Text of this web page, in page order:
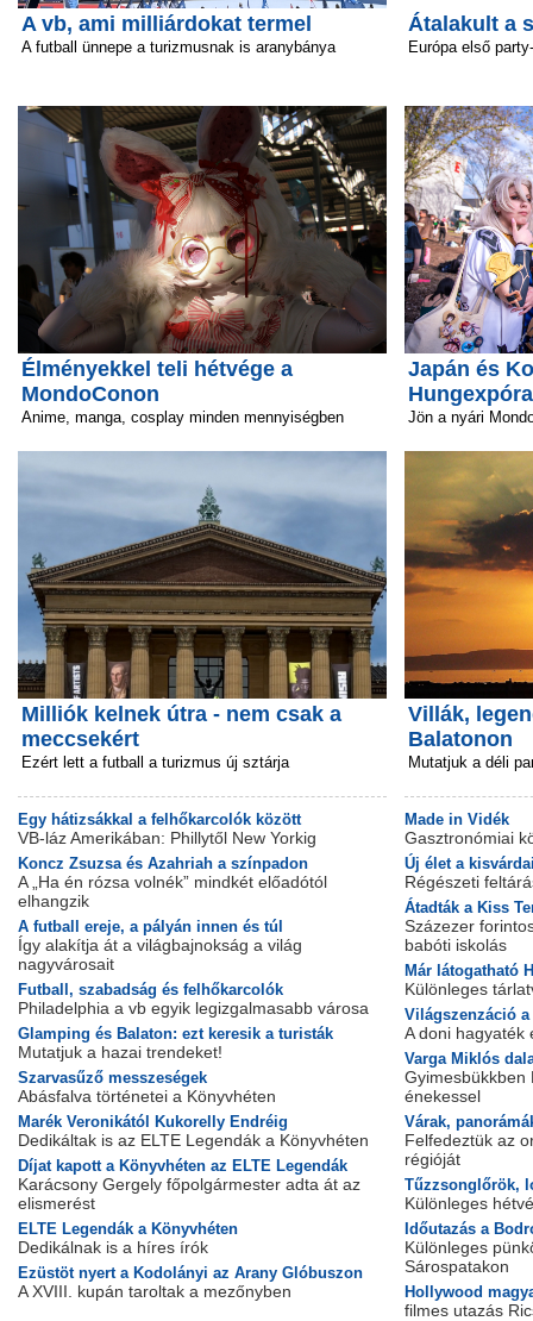
A vb, ami milliárdokat termel
A futball ünnepe a turizmusnak is aranybánya
Élményekkel teli hétvége a
MondoConon
Anime, manga, cosplay minden mennyiségben
Milliók kelnek útra - nem csak a
meccsekért
Ezért lett a futball a turizmus új sztárja
Egy hátizsákkal a felhőkarcolók között
VB-láz Amerikában: Phillytől New Yorkig
Koncz Zsuzsa és Azahriah a színpadon
A „Ha én rózsa volnék” mindkét előadótól
elhangzik
A futball ereje, a pályán innen és túl
Így alakítja át a világbajnokság a világ
nagyvárosait
Futball, szabadság és felhőkarcolók
Philadelphia a vb egyik legizgalmasabb városa
Glamping és Balaton: ezt keresik a turisták
Mutatjuk a hazai trendeket!
Szarvasűző messzeségek
Abásfalva történetei a Könyvhéten
Marék Veronikától Kukorelly Endréig
Dedikáltak is az ELTE Legendák a Könyvhéten
Díjat kapott a Könyvhéten az ELTE Legendák
Karácsony Gergely főpolgármester adta át az
elismerést
ELTE Legendák a Könyvhéten
Dedikálnak is a híres írók
Ezüstöt nyert a Kodolányi az Arany Glóbuszon
A XVIII. kupán taroltak a mezőnyben
Átalakult a
Európa első
Japán és
Hungexpóra
Jön a nyári
Villák,
Balatonon
Mutatjuk a déli
Made in Vidék
Gasztronómiai
Új élet a
Régészeti
​Átadták a Kiss
Százezer
babóti iskolás
Már látogatható
Különleges
​Világszenzáció
A doni hagyaték
Varga Miklós
Gyimesbükkben
énekessel
Várak,
Felfedeztük az
régióját
Tűzzsonglőrök,
Különleges
Időutazás a
Különleges
Sárospatakon
Hollywood
filmes utazás